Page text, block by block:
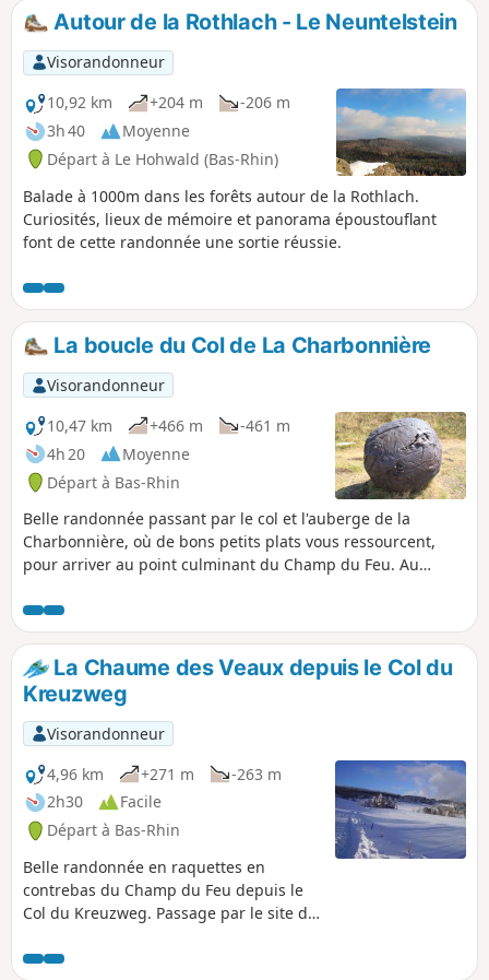
Autour de la Rothlach - Le Neuntelstein
Visorandonneur
10,92 km
+204 m
-206 m
3h 40
Moyenne
Départ à Le Hohwald (Bas-Rhin)
Balade à 1000m dans les forêts autour de la Rothlach.
Curiosités, lieux de mémoire et panorama époustouflant
font de cette randonnée une sortie réussie.
La boucle du Col de La Charbonnière
Visorandonneur
10,47 km
+466 m
-461 m
4h 20
Moyenne
Départ à Bas-Rhin
Belle randonnée passant par le col et l'auberge de la
Charbonnière, où de bons petits plats vous ressourcent,
pour arriver au point culminant du Champ du Feu. Au
avec un magnifique point de vue sur la vallée de Villé.
La Chaume des Veaux depuis le Col du
Kreuzweg
Visorandonneur
4,96 km
+271 m
-263 m
2h30
Facile
Départ à Bas-Rhin
Belle randonnée en raquettes en
contrebas du Champ du Feu depuis le
Col du Kreuzweg. Passage par le site du
offrant un superbe point de vue puis